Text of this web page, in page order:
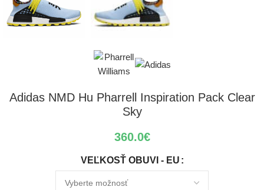
Adidas NMD Hu Pharrell Inspiration Pack Clear
Sky
360.0€
VEĽKOSŤ OBUVI - EU